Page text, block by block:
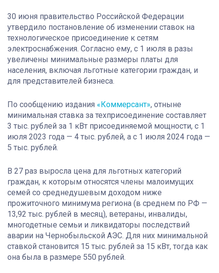
30 июня правительство Российской Федерации
утвердило постановление об изменении ставок на
технологическое присоединение к сетям
электроснабжения. Согласно ему, с 1 июля в разы
увеличены минимальные размеры платы для
населения, включая льготные категории граждан, и
для представителей бизнеса.
По сообщению издания «Коммерсант», отныне
минимальная ставка за техприсоединение составляет
3 тыс. рублей за 1 кВт присоединяемой мощности, с 1
июля 2023 года — 4 тыс. рублей, а с 1 июля 2024 года —
5 тыс. рублей.
В 27 раз выросла цена для льготных категорий
граждан, к которым относятся члены малоимущих
семей со среднедушевым доходом ниже
прожиточного минимума региона (в среднем по РФ —
13,92 тыс. рублей в месяц), ветераны, инвалиды,
многодетные семьи и ликвидаторы последствий
аварии на Чернобыльской АЭС. Для них минимальной
ставкой становится 15 тыс. рублей за 15 кВт, тогда как
она была в размере 550 рублей.